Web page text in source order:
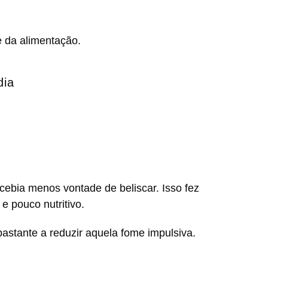
da alimentação.
menos vontade de beliscar. Isso fez
pouco nutritivo.
a reduzir aquela fome impulsiva.